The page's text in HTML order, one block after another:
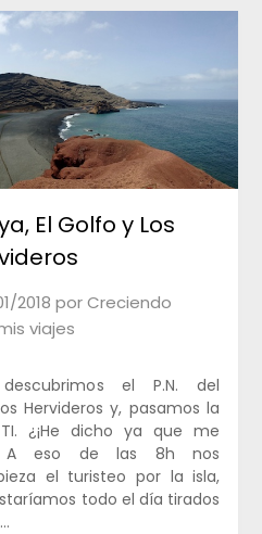
El Golfo y Los
2018 porCreciendo
viajes
el P.N. del
Hervideros y, pasamos la
¿¡He dicho ya que me
A eso de las 8h nos
el turisteo por la isla,
todo el día tirados